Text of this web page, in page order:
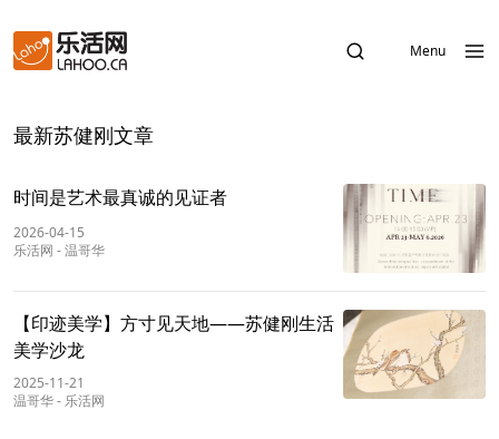
Menu
最新苏健刚文章
时间是艺术最真诚的见证者
2026-04-15
乐活网 -温哥华
【印迹美学】方寸见天地——苏健刚生活
美学沙龙
2025-11-21
温哥华- 乐活网